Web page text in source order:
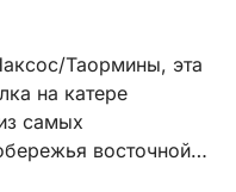
Таормины, эта
на катере
самых
восточной
элегантных